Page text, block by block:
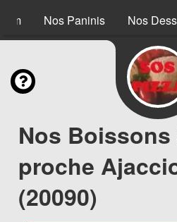
cm Nos Paninis Nos
Nos
proche
(20090)